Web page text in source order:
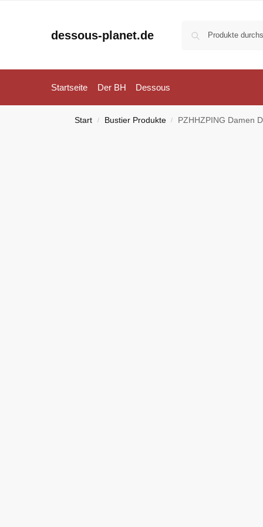
dessous-planet.de
Startseite Der BH Dessous
Start / Bustier Produkte / PZHHZPING Damen Dessous